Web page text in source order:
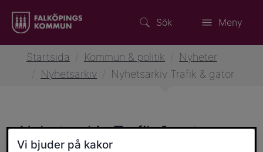
Sök Meny
Startsida Kommun & politik
Nyheter
Nyhetsarkiv Nyhetsarkiv Trafik & gator
Nyhetsarkiv Trafik & gator
Vi bjuder på kakor